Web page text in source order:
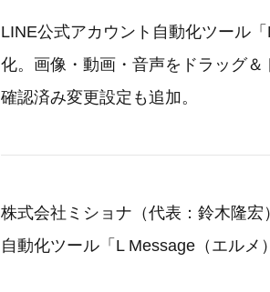
LINE公式アカウント自動化ツール
化。画像・動画・音声をドラッグ
確認済み変更設定も追加。
株式会社ミショナ（代表：鈴木隆
自動化ツール「L Message（エルメ